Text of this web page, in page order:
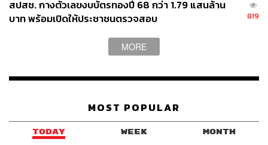
สปสช. กางตัวเลขงบบัตรทองปี 68 กว่า 1.79 แสนล้าน
บาท พร้อมเปิดให้ประชาชนตรวจสอบ
819
MORE
MOST POPULAR
TODAY WEEK MONTH